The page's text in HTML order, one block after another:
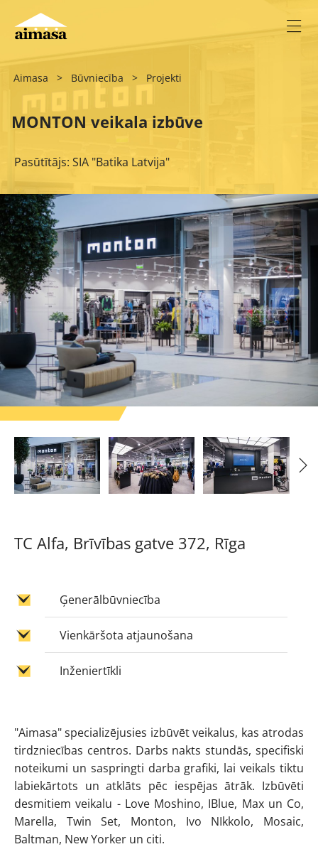
Aimasa > Būvniecība > Projekti
MONTON veikala izbūve
Pasūtītājs: SIA "Batika Latvija"
"Aimasa" specializējusies izbūvēt veikalus, kas atrodas
tirdzniecības centros. Darbs nakts stundās, specifiski
noteikumi un saspringti darba grafiki, lai veikals tiktu
labiekārtots un atklāts pēc iespējas ātrāk. Izbūvēti
desmitiem veikalu - Love Moshino, IBlue, Max un Co,
Marella, Twin Set, Monton, Ivo NIkkolo, Mosaic,
Baltman, New Yorker un citi.
TC Alfa, Brīvības gatve 372, Rīga
Ģenerālbūvniecība
Vienkāršota atjaunošana
Inženiertīkli